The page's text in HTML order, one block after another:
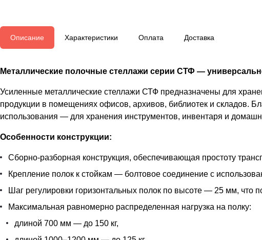
Описание Характеристики Оплата Доставка
Металлические полочные стеллажи серии СТФ —
Усиленные металлические стеллажи СТФ предназначены для
продукции в помещениях офисов, архивов, библиотек и складов.
использования — для хранения инструментов, инвентаря и
Особенности конструкции:
Сборно-разборная конструкция, обеспечивающая простоту
Крепление полок к стойкам — болтовое соединение с
Шаг регулировки горизонтальных полок по высоте — 25 мм, что
Максимальная равномерно распределенная нагрузка на полку:
длиной 700 мм — до 150 кг,